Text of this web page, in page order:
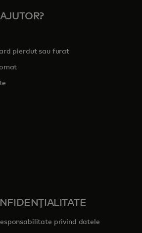
pierdut sau furat
privind datele